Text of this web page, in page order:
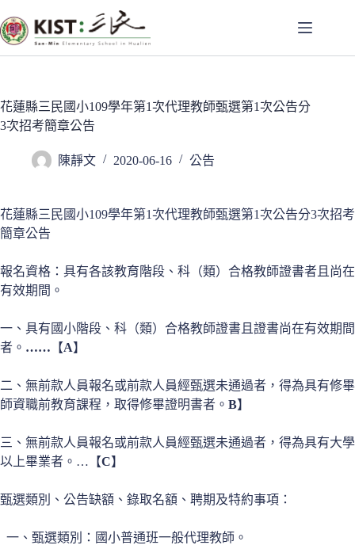
至
主
容
花蓮縣三民國小109學年第1次代理教師甄選第1次公告分
3次招考簡章公告
陳靜文 2020-06-16 公告
花蓮縣三民國小109學年第1次代理教師甄選第1次公告分3次招考
簡章公告
報名資格：具有各該教育階段、科（類）合格教師證書者且尚在
有效期間。
一、具有國小階段、科（類）合格教師證書且證書尚在有效期間
者。 …… 【A】
二、無前款人員報名或前款人員經甄選未通過者，得為具有修畢
師資職前教育課程，取得修畢證明書者。 B】
三、無前款人員報名或前款人員經甄選未通過者，得為具有大學
以上畢業者。…【C】
甄選類別、公告缺額、錄取名額、聘期及特約事項：
一、甄選類別：國小普通班一般代理教師。